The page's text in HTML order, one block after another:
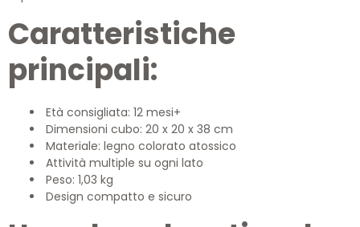
Caratteristiche
principali:
Età consigliata: 12 mesi+
Dimensioni cubo: 20 x 20 x 38 cm
Materiale: legno colorato atossico
Attività multiple su ogni lato
Peso: 1,03 kg
Design compatto e sicuro